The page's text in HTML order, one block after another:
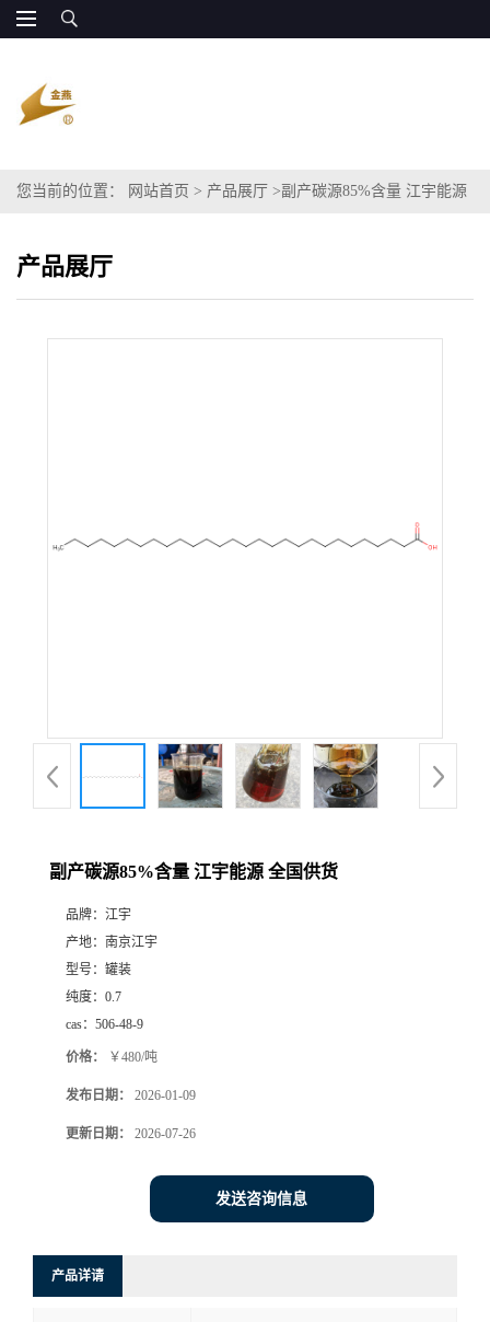
您当前的位置： 网站首页 > 产品展厅 >副产碳源85%含量 江宇能源
产品展厅
副产碳源85%含量 江宇能源 全国供货
品牌： 江宇
产地： 南京江宇
型号： 罐装
纯度： 0.7
cas： 506-48-9
价格： ￥480/吨
发布日期： 2026-01-09
更新日期： 2026-07-26
发送咨询信息
产品详请